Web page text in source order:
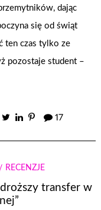
dając
się od świąt
ten czas tylko ze
pozostaje student –
17
RECENZJE
transfer w